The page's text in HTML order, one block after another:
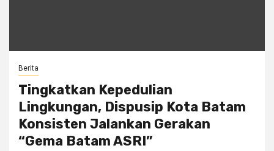
Berita
Tingkatkan Kepedulian
Lingkungan, Dispusip Kota Batam
Konsisten Jalankan Gerakan
“Gema Batam ASRI”